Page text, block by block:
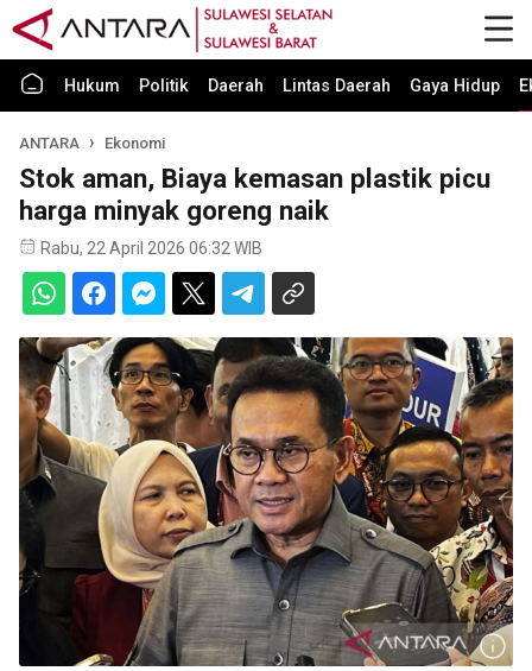
Hukum Politik Daerah Lintas Daerah Gaya Hidup
ANTARA Ekonomi
Stok aman, Biaya kemasan plastik picu
harga minyak goreng naik
Rabu, 22 April 2026 06:32 WIB